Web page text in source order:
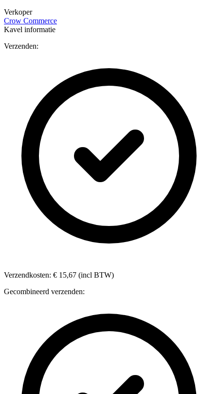
Verkoper
Crow Commerce
Kavel informatie
Verzenden:
Verzendkosten: € 15,67 (incl BTW)
Gecombineerd verzenden: